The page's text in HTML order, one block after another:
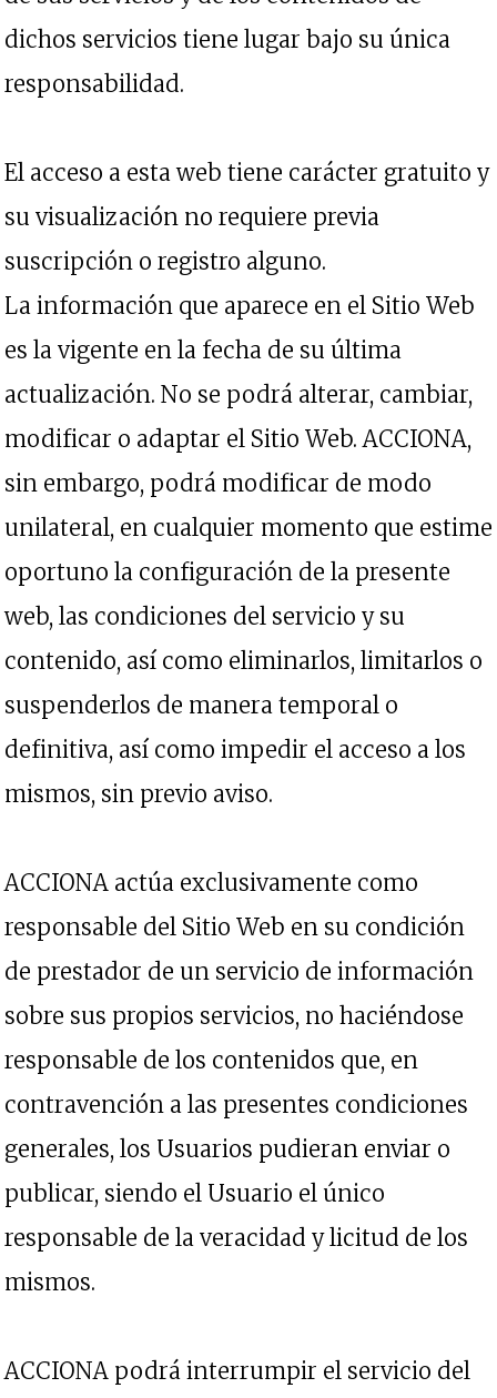
dichos servicios tiene lugar bajo su única
responsabilidad.
El acceso a esta web tiene carácter gratuito y
su visualización no requiere previa
suscripción o registro alguno.
La información que aparece en el Sitio Web
es la vigente en la fecha de su última
actualización. No se podrá alterar, cambiar,
modificar o adaptar el Sitio Web. ACCIONA,
sin embargo, podrá modificar de modo
unilateral, en cualquier momento que estime
oportuno la configuración de la presente
web, las condiciones del servicio y su
contenido, así como eliminarlos, limitarlos o
suspenderlos de manera temporal o
definitiva, así como impedir el acceso a los
mismos, sin previo aviso.
ACCIONA actúa exclusivamente como
responsable del Sitio Web en su condición
de prestador de un servicio de información
sobre sus propios servicios, no haciéndose
responsable de los contenidos que, en
contravención a las presentes condiciones
generales, los Usuarios pudieran enviar o
publicar, siendo el Usuario el único
responsable de la veracidad y licitud de los
mismos.
ACCIONA podrá interrumpir el servicio del